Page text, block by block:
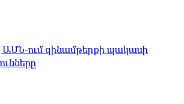
ԱՄՆ-ում զինամթերքի պակասի